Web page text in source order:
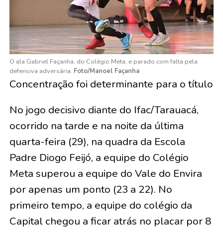
O ala Gabriel Façanha, do Colégio Meta, e parado com falta pela
defensiva adversária. Foto/Manoel Façanha
Concentração foi determinante para o título
No jogo decisivo diante do Ifac/Tarauacá,
ocorrido na tarde e na noite da última
quarta-feira (29), na quadra da Escola
Padre Diogo Feijó, a equipe do Colégio
Meta superou a equipe do Vale do Envira
por apenas um ponto (23 a 22). No
primeiro tempo, a equipe do colégio da
Capital chegou a ficar atrás no placar por 8